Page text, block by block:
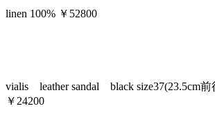
linen 100% ￥52800
vialis leather sandal black size37(23.5cm前
￥24200